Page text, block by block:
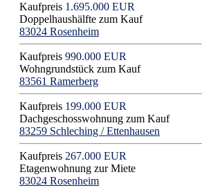
Kaufpreis 1.695.000 EUR
Doppelhaushälfte zum Kauf
83024 Rosenheim
Kaufpreis 990.000 EUR
Wohngrundstück zum Kauf
83561 Ramerberg
Kaufpreis 199.000 EUR
Dachgeschosswohnung zum Kauf
83259 Schleching / Ettenhausen
Kaufpreis 267.000 EUR
Etagenwohnung zur Miete
83024 Rosenheim